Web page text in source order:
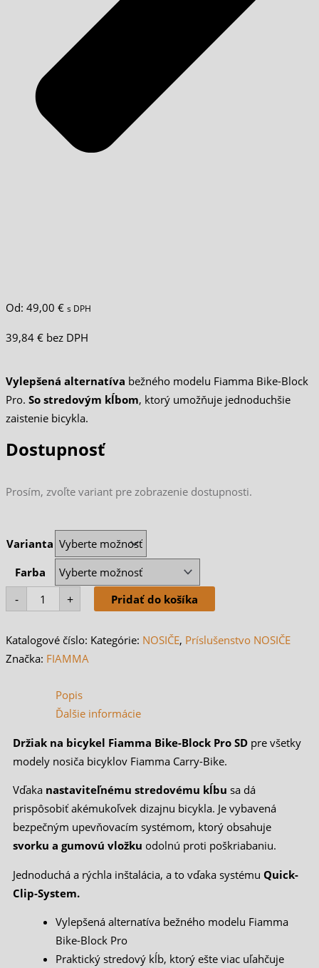
Od: 49,00 € s DPH
39,84 € bez DPH
Vylepšená alternatíva bežného modelu Fiamma Bike-Block
Pro. So stredovým kĺbom, ktorý umožňuje jednoduchšie
zaistenie bicykla.
Dostupnosť
Prosím, zvoľte variant pre zobrazenie dostupnosti.
Varianta
Farba
-
množstvo
Držiak
bicykel
Fiamma
Bike-
Block
Pro
S
+ Pridať do košíka
Katalogové číslo: Kategórie: NOSIČE, Príslušenstvo NOSIČE
Značka: FIAMMA
Popis
Ďalšie informácie
Držiak na bicykel Fiamma Bike-Block Pro SD pre všetky
modely nosiča bicyklov Fiamma Carry-Bike.
Vďaka nastaviteľnému stredovému kĺbu sa dá
prispôsobiť akémukoľvek dizajnu bicykla. Je vybavená
bezpečným upevňovacím systémom, ktorý obsahuje
svorku a gumovú vložku odolnú proti poškriabaniu.
Jednoduchá a rýchla inštalácia, a to vďaka systému Quick-
Clip-System.
Vylepšená alternatíva bežného modelu Fiamma
Bike-Block Pro
Praktický stredový kĺb, ktorý ešte viac uľahčuje